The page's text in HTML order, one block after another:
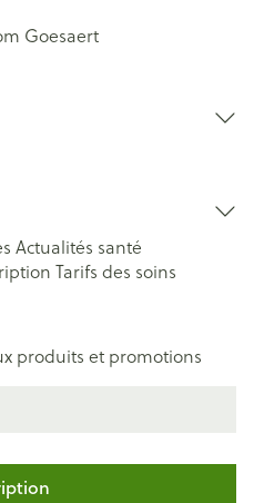
Goesaert
Actualités santé
Tarifs des soins
produits et promotions